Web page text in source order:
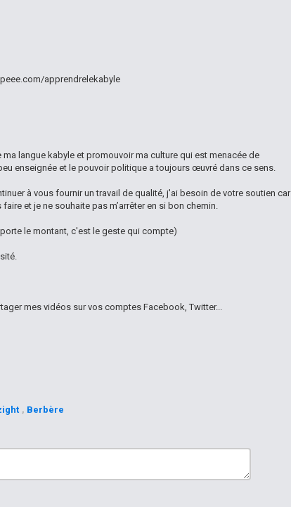
apprendrelekabyle
langue kabyle et promouvoir ma culture qui est menacée de
enseignée et le pouvoir politique a toujours œuvré dans ce sens.
à vous fournir un travail de qualité, j'ai besoin de votre soutien car
et je ne souhaite pas m’arrêter en si bon chemin.
le montant, c'est le geste qui compte)
mes vidéos sur vos comptes Facebook, Twitter...
, Berbère